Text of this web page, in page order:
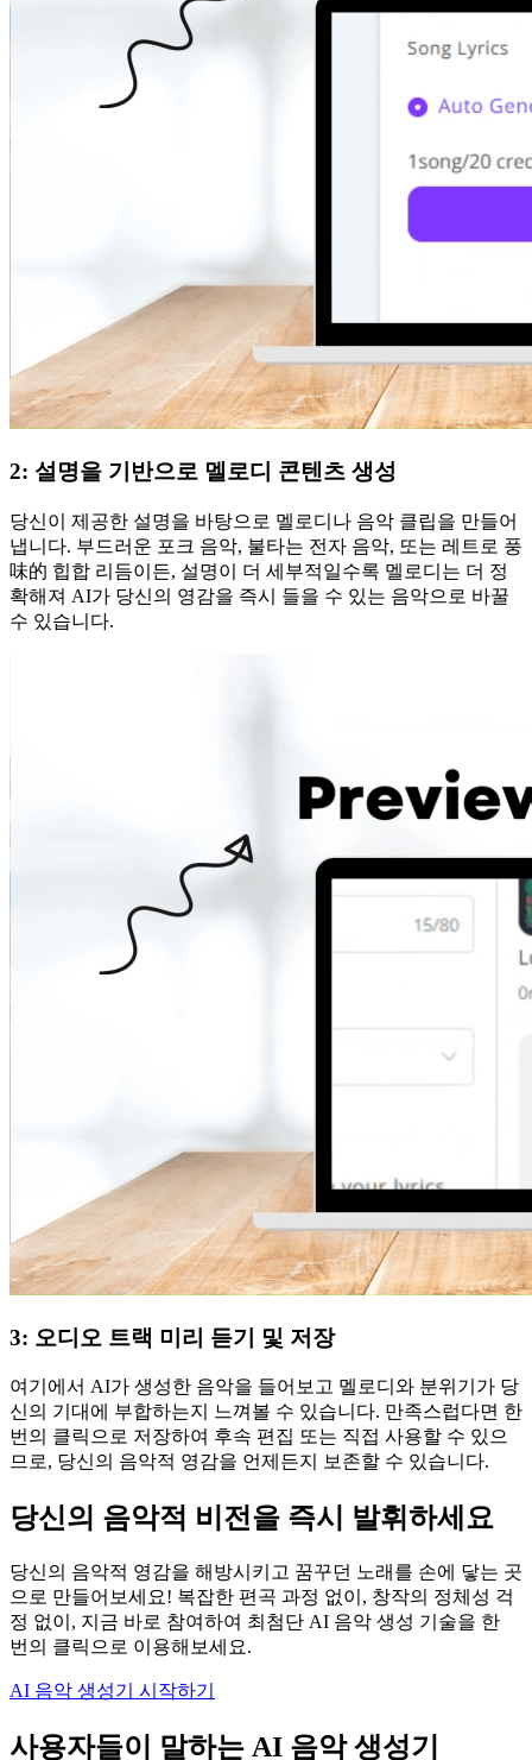
2: 설명을 기반으로 멜로디 콘텐츠 생성
당신이 제공한 설명을 바탕으로 멜로디나 음악 클립을 만들어
냅니다. 부드러운 포크 음악, 불타는 전자 음악, 또는 레트로 풍
味的 힙합 리듬이든, 설명이 더 세부적일수록 멜로디는 더 정
확해져 AI가 당신의 영감을 즉시 들을 수 있는 음악으로 바꿀
수 있습니다.
3: 오디오 트랙 미리 듣기 및 저장
여기에서 AI가 생성한 음악을 들어보고 멜로디와 분위기가 당
신의 기대에 부합하는지 느껴볼 수 있습니다. 만족스럽다면 한
번의 클릭으로 저장하여 후속 편집 또는 직접 사용할 수 있으
므로, 당신의 음악적 영감을 언제든지 보존할 수 있습니다.
당신의 음악적 비전을 즉시 발휘하세요
당신의 음악적 영감을 해방시키고 꿈꾸던 노래를 손에 닿는 곳
으로 만들어보세요! 복잡한 편곡 과정 없이, 창작의 정체성 걱
정 없이, 지금 바로 참여하여 최첨단 AI 음악 생성 기술을 한
번의 클릭으로 이용해보세요.
AI 음악 생성기 시작하기
사용자들이 말하는 AI 음악 생성기